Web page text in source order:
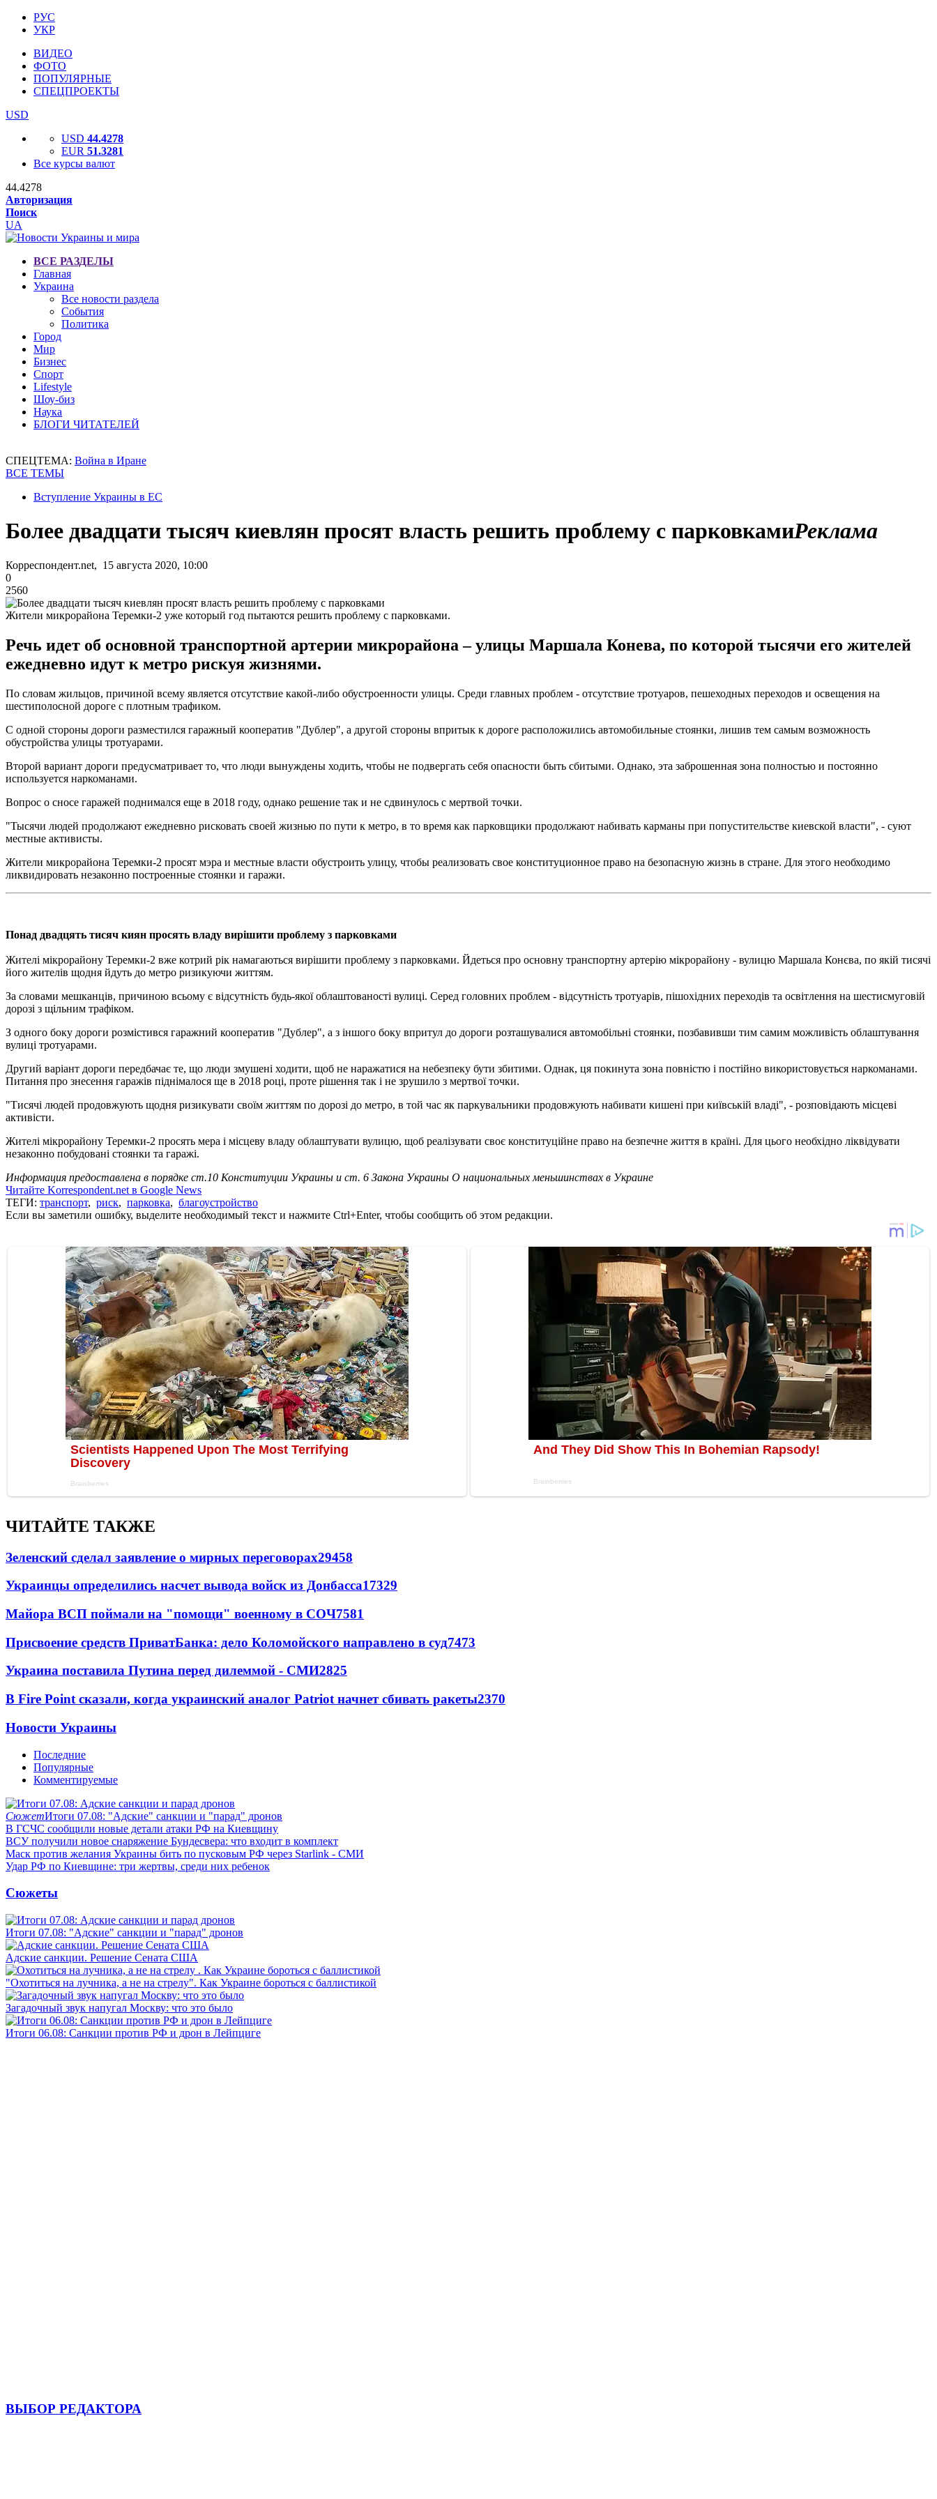
РУС
УКР
ВИДЕО
ФОТО
ПОПУЛЯРНЫЕ
СПЕЦПРОЕКТЫ
USD
USD 44.4278
EUR 51.3281
Все курсы валют
44.4278
Авторизация
Поиск
UA
ВСЕ РАЗДЕЛЫ
Главная
Украина
Все новости раздела
События
Политика
Город
Мир
Бизнес
Спорт
Lifestyle
Шоу-биз
Наука
БЛОГИ ЧИТАТЕЛЕЙ
СПЕЦТЕМА: Война в Иране
ВСЕ ТЕМЫ
Вступление Украины в ЕС
Более двадцати тысяч киевлян просят власть решить проблему с парковкамиРеклама
Корреспондент.net, 15 августа 2020, 10:00
0
2560
Жители микрорайона Теремки-2 уже который год пытаются решить проблему с парковками.
Речь идет об основной транспортной артерии микрорайона – улицы Маршала Конева, по которой тысячи его жителей
ежедневно идут к метро рискуя жизнями.
По словам жильцов, причиной всему является отсутствие какой-либо обустроенности улицы. Среди главных проблем - отсутствие тротуаров, пешеходных переходов и освещения на
шестиполосной дороге с плотным трафиком.
С одной стороны дороги разместился гаражный кооператив "Дублер", а другой стороны впритык к дороге расположились автомобильные стоянки, лишив тем самым возможность
обустройства улицы тротуарами.
Второй вариант дороги предусматривает то, что люди вынуждены ходить, чтобы не подвергать себя опасности быть сбитыми. Однако, эта заброшенная зона полностью и постоянно
используется наркоманами.
Вопрос о сносе гаражей поднимался еще в 2018 году, однако решение так и не сдвинулось с мертвой точки.
"Тысячи людей продолжают ежедневно рисковать своей жизнью по пути к метро, в то время как парковщики продолжают набивать карманы при попустительстве киевской власти", - суют
местные активисты.
Жители микрорайона Теремки-2 просят мэра и местные власти обустроить улицу, чтобы реализовать свое конституционное право на безопасную жизнь в стране. Для этого необходимо
ликвидировать незаконно построенные стоянки и гаражи.
Понад двадцять тисяч киян просять владу вирішити проблему з парковками
Жителі мікрорайону Теремки-2 вже котрий рік намагаються вирішити проблему з парковками. Йдеться про основну транспортну артерію мікрорайону - вулицю Маршала Конєва, по якій тисячі
його жителів щодня йдуть до метро ризикуючи життям.
За словами мешканців, причиною всьому є відсутність будь-якої облаштованості вулиці. Серед головних проблем - відсутність тротуарів, пішохідних переходів та освітлення на шестисмуговій
дорозі з щільним трафіком.
З одного боку дороги розмістився гаражний кооператив "Дублер", а з іншого боку впритул до дороги розташувалися автомобільні стоянки, позбавивши тим самим можливість облаштування
вулиці тротуарами.
Другий варіант дороги передбачає те, що люди змушені ходити, щоб не наражатися на небезпеку бути збитими. Однак, ця покинута зона повністю і постійно використовується наркоманами.
Питання про знесення гаражів піднімалося ще в 2018 році, проте рішення так і не зрушило з мертвої точки.
"Тисячі людей продовжують щодня ризикувати своїм життям по дорозі до метро, в той час як паркувальники продовжують набивати кишені при київській владі", - розповідають місцеві
активісти.
Жителі мікрорайону Теремки-2 просять мера і місцеву владу облаштувати вулицю, щоб реалізувати своє конституційне право на безпечне життя в країні. Для цього необхідно ліквідувати
незаконно побудовані стоянки та гаражі.
Информация предоставлена в порядке ст.10 Конституции Украины и ст. 6 Закона Украины О национальных меньшинствах в Украине
Читайте Korrespondent.net в Google News
ТЕГИ: транспорт, риск, парковка, благоустройство
Если вы заметили ошибку, выделите необходимый текст и нажмите Ctrl+Enter, чтобы сообщить об этом редакции.
ЧИТАЙТЕ ТАКЖЕ
Зеленский сделал заявление о мирных переговорах29458
Украинцы определились насчет вывода войск из Донбасса17329
Майора ВСП поймали на "помощи" военному в СОЧ7581
Присвоение средств ПриватБанка: дело Коломойского направлено в суд7473
Украина поставила Путина перед дилеммой - СМИ2825
В Fire Point сказали, когда украинский аналог Patriot начнет сбивать ракеты2370
Новости Украины
Последние
Популярные
Комментируемые
СюжетИтоги 07.08: "Адские" санкции и "парад" дронов
В ГСЧС сообщили новые детали атаки РФ на Киевщину
ВСУ получили новое снаряжение Бундесвера: что входит в комплект
Маск против желания Украины бить по пусковым РФ через Starlink - СМИ
Удар РФ по Киевщине: три жертвы, среди них ребенок
Сюжеты
Итоги 07.08: "Адские" санкции и "парад" дронов
Адские санкции. Решение Сената США
"Охотиться на лучника, а не на стрелу". Как Украине бороться с баллистикой
Загадочный звук напугал Москву: что это было
Итоги 06.08: Санкции против РФ и дрон в Лейпциге
ВЫБОР РЕДАКТОРА